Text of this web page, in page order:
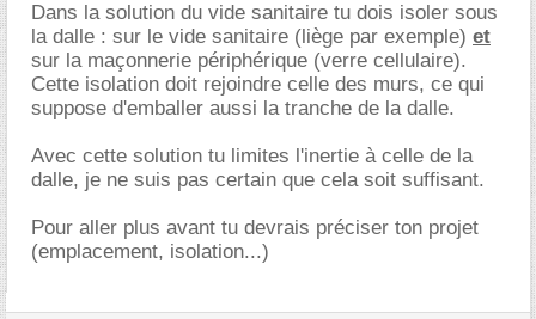
Dans la solution du vide sanitaire tu dois isoler sous
la dalle : sur le vide sanitaire (liège par exemple) et
sur la maçonnerie périphérique (verre cellulaire).
Cette isolation doit rejoindre celle des murs, ce qui
suppose d'emballer aussi la tranche de la dalle.
Avec cette solution tu limites l'inertie à celle de la
dalle, je ne suis pas certain que cela soit suffisant.
Pour aller plus avant tu devrais préciser ton projet
(emplacement, isolation...)